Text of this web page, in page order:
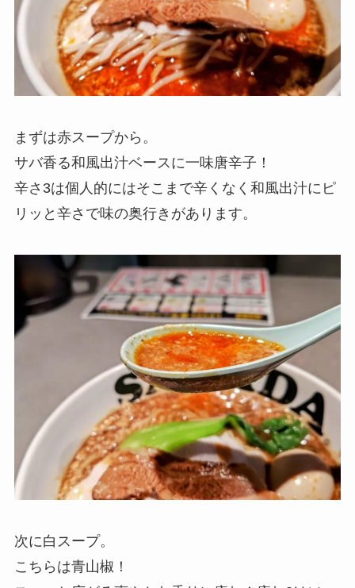
まずは赤スープから。
サバ香る和風出汁ベースに一味唐辛子！
辛さ3は個人的にはそこまで辛くなく和風出汁にピ
リッと辛さで味の奥行きがあります。
次に白スープ。
こちらは青山椒！